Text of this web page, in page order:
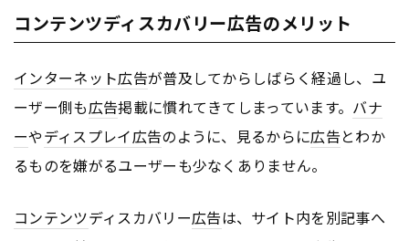
コンテンツディスカバリー広告のメリット
インターネット広告が普及してからしばらく経過し、ユ
ーザー側も広告掲載に慣れてきてしまっています。 バナ
ーやディスプレイ広告のように、見るからに広告とわか
るものを嫌がるユーザーも少なくありません。
コンテンツディスカバリー広告は、サイト内を別記事へ